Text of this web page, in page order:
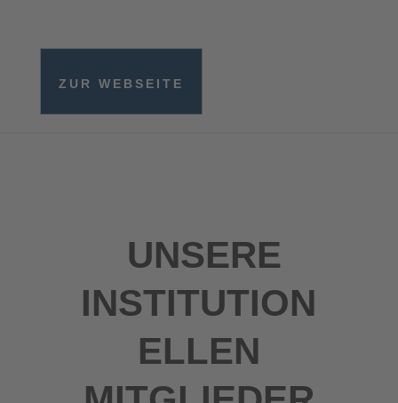
ZUR WEBSEITE
UNSERE
INSTITUTION
ELLEN